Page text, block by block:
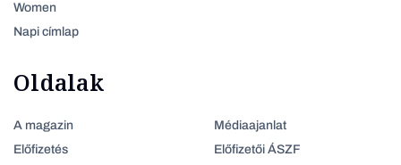
Women
Napi címlap
Oldalak
A magazin
Előfizetés
Médiaajanlat
Előfizetői ÁSZF